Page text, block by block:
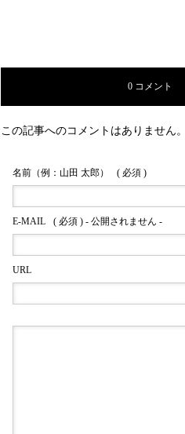
0 コメント
この記事へのコメントはありません。
名前（例：山田 太郎） ( 必須 )
E-MAIL ( 必須 ) - 公開されません -
URL